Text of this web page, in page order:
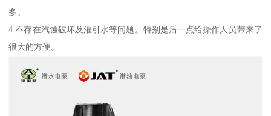
多。
4.不存在汽蚀破坏及灌引水等问题。特别是后一点给操作人员带来了
很大的方便。